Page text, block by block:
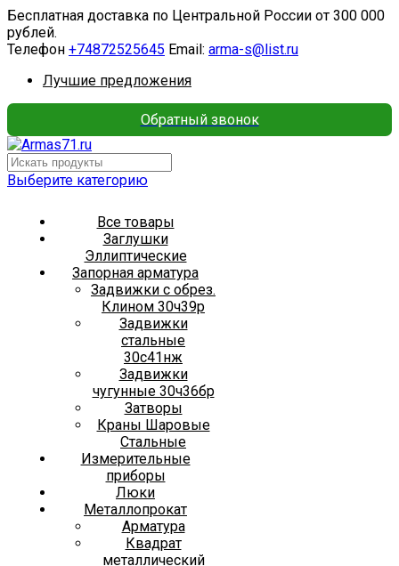
Бесплатная доставка по Центральной России от 300 000
рублей.
Телефон +74872525645 Email: arma-s@list.ru
Лучшие предложения
Обратный звонок
Выберите категорию
Все товары
Заглушки
Эллиптические
Запорная арматура
Задвижки с обрез.
Клином 30ч39р
Задвижки
стальные
30с41нж
Задвижки
чугунные 30ч36бр
Затворы
Краны Шаровые
Стальные
Измерительные
приборы
Люки
Металлопрокат
Арматура
Квадрат
металлический